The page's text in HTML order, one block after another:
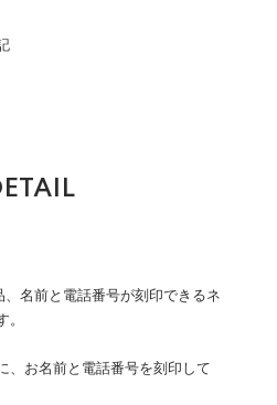
名前と電話番号が刻印できるネ
。
、お名前と電話番号を刻印して